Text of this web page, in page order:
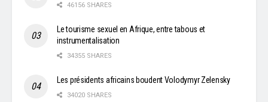
46156 SHARES
Le tourisme sexuel en Afrique, entre tabous et
instrumentalisation
34355 SHARES
Les présidents africains boudent Volodymyr Zelensky
34020 SHARES